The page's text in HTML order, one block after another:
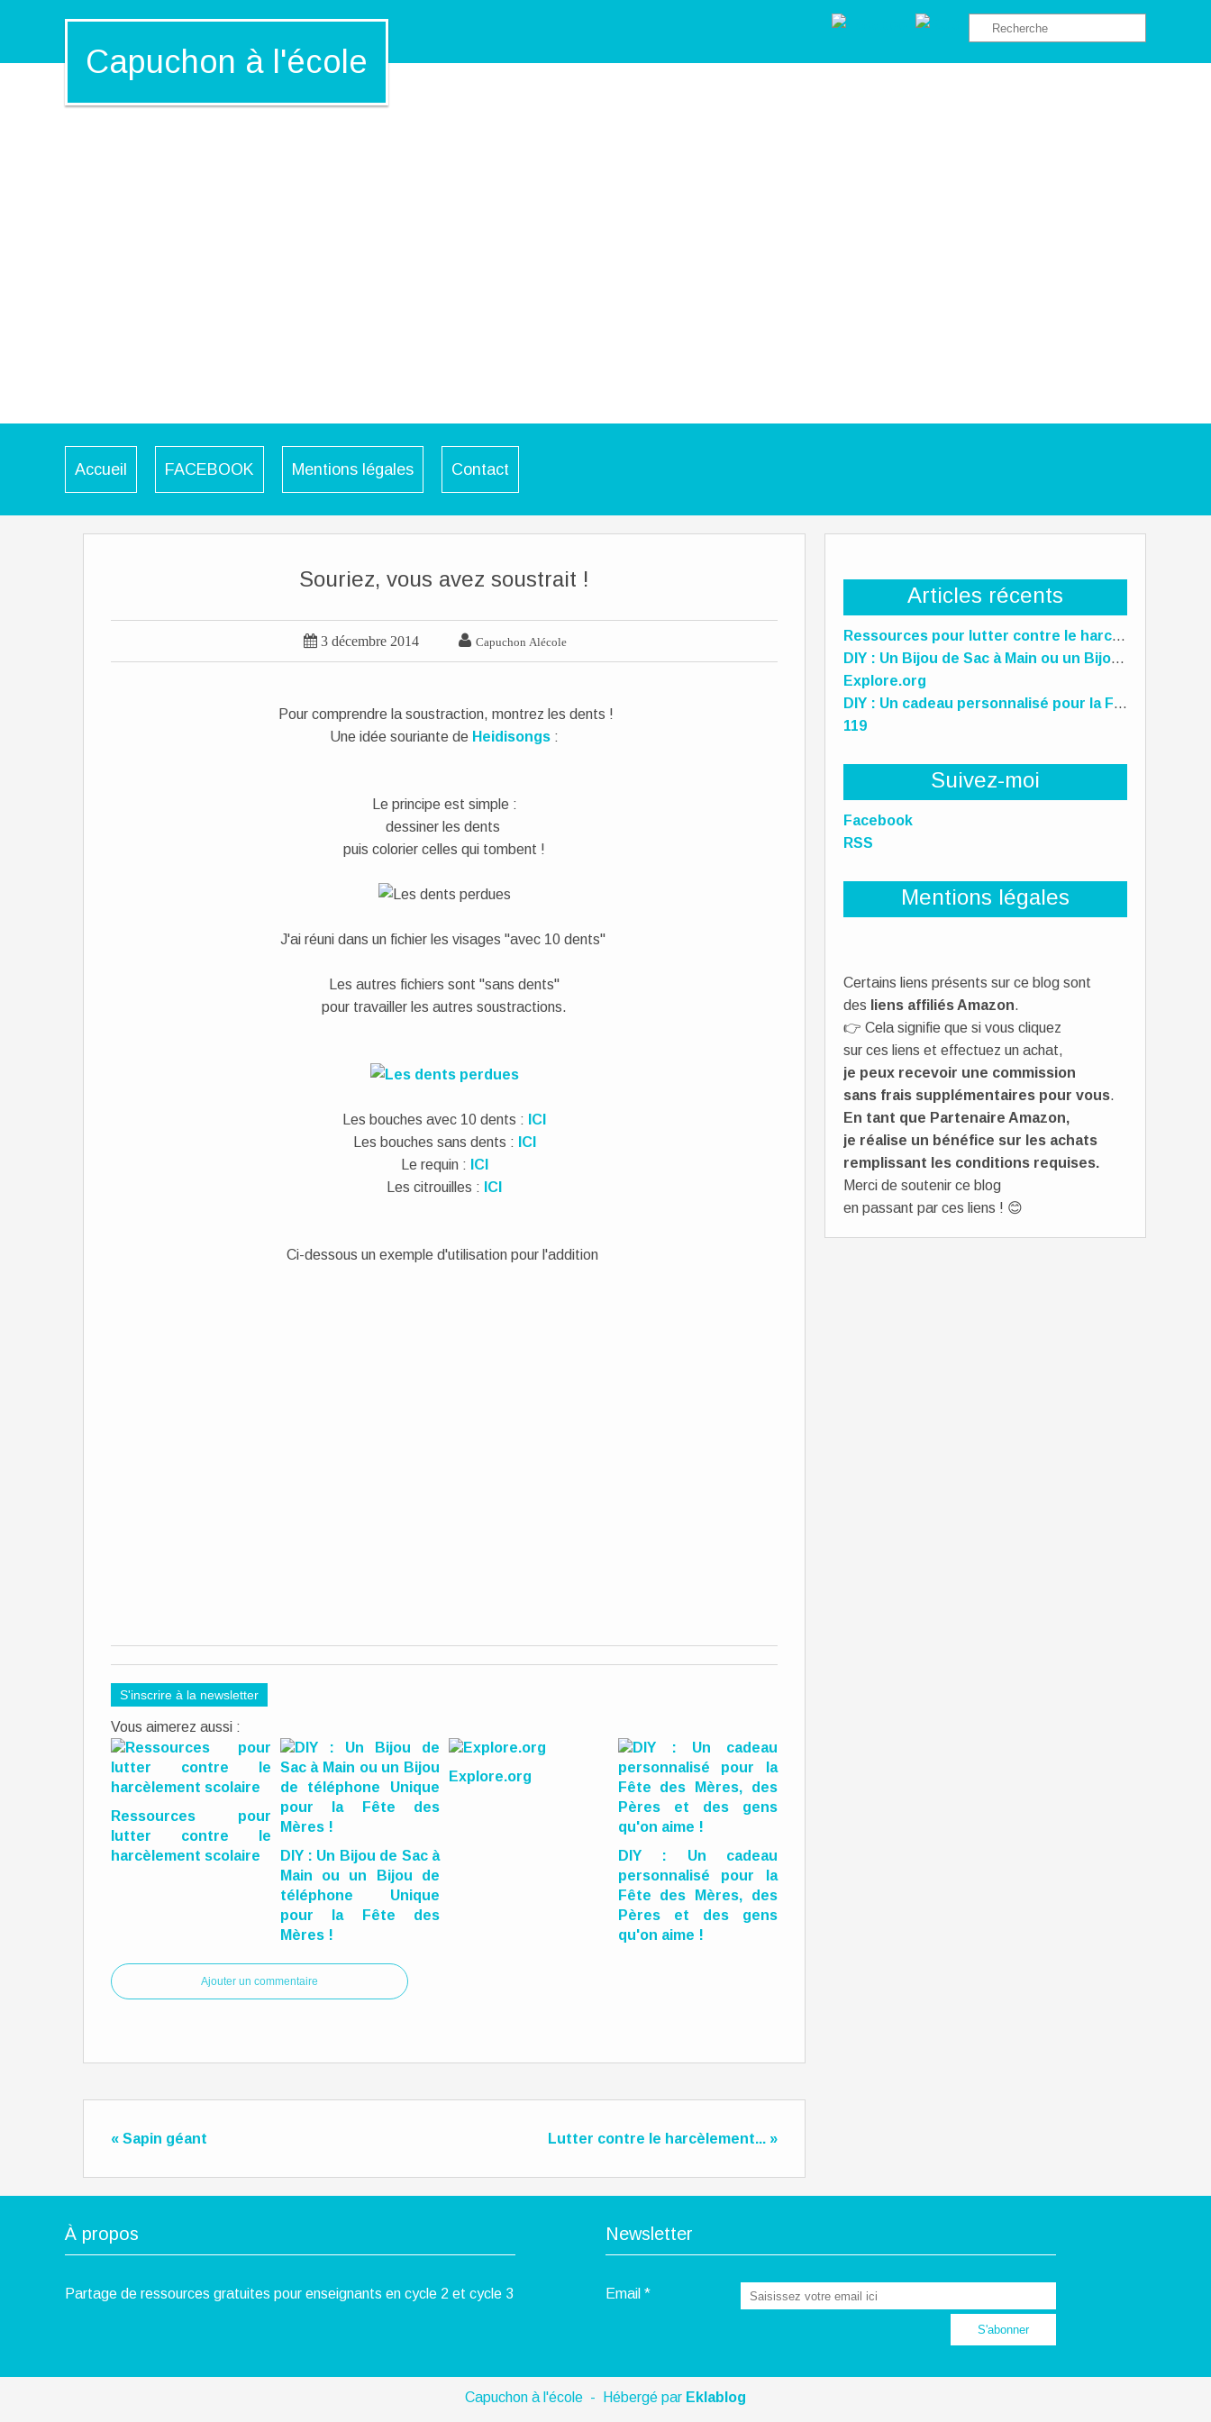
Capuchon à l'école
Accueil FACEBOOK Mentions légales Contact
Articles récents
Ressources pour lutter contre le harcèlement scolaire
DIY : Un Bijou de Sac à Main ou un Bijou de téléphone Unique pour la Fête des Mères !
Explore.org
DIY : Un cadeau personnalisé pour la Fête des Mères, des Pères et des gens qu'on aime !
119
Suivez-moi
Facebook
RSS
Mentions légales
Certains liens présents sur ce blog sont
des liens affiliés Amazon.
👉 Cela signifie que si vous cliquez
sur ces liens et effectuez un achat,
je peux recevoir une commission
sans frais supplémentaires pour vous.
En tant que Partenaire Amazon,
je réalise un bénéfice sur les achats
remplissant les conditions requises.
Merci de soutenir ce blog
en passant par ces liens ! 😊
Souriez, vous avez soustrait !
 3 décembre 2014  Capuchon Alécole
Pour comprendre la soustraction, montrez les dents !
Une idée souriante de Heidisongs :
Le principe est simple :
dessiner les dents
puis colorier celles qui tombent !
J'ai réuni dans un fichier les visages "avec 10 dents"
Les autres fichiers sont "sans dents"
pour travailler les autres soustractions.
Les bouches avec 10 dents : ICI
Les bouches sans dents : ICI
Le requin : ICI
Les citrouilles : ICI
Ci-dessous un exemple d'utilisation pour l'addition
S'inscrire à la newsletter
Vous aimerez aussi :
Ressources pour
lutter contre le
harcèlement scolaire
DIY : Un Bijou de Sac à
Main ou un Bijou de
téléphone Unique
pour la Fête des
Mères !
Explore.org
DIY : Un cadeau
personnalisé pour la
Fête des Mères, des
Pères et des gens
qu'on aime !
Ajouter un commentaire
« Sapin géant Lutter contre le harcèlement... »
À propos
Partage de ressources gratuites pour enseignants en cycle 2 et cycle 3
Newsletter
Email
Capuchon à l'école - Hébergé par Eklablog